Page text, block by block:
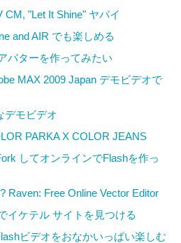
CM, "Let It Shine" ヤバイ
and AIR でも楽しめる
バターを作ってみたい
MAX 2009 Japan デモビデオで
デモビデオ
PARKA X COLOR JEANS
してオンラインでFlashを作っ
Raven: Free Online Vector Editor
イケテル サイトを見つける
ビデオをおなかいっぱい楽しむ